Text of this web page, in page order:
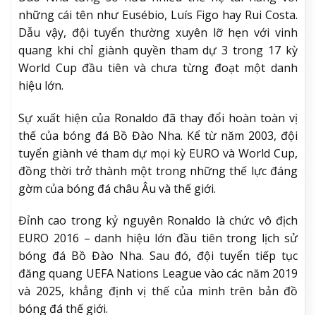
những cái tên như Eusébio, Luís Figo hay Rui Costa.
Dẫu vậy, đội tuyển thường xuyên lỡ hẹn với vinh
quang khi chỉ giành quyền tham dự 3 trong 17 kỳ
World Cup đầu tiên và chưa từng đoạt một danh
hiệu lớn.
Sự xuất hiện của Ronaldo đã thay đổi hoàn toàn vị
thế của bóng đá Bồ Đào Nha. Kể từ năm 2003, đội
tuyển giành vé tham dự mọi kỳ EURO và World Cup,
đồng thời trở thành một trong những thế lực đáng
gờm của bóng đá châu Âu và thế giới.
Đỉnh cao trong kỷ nguyên Ronaldo là chức vô địch
EURO 2016 – danh hiệu lớn đầu tiên trong lịch sử
bóng đá Bồ Đào Nha. Sau đó, đội tuyển tiếp tục
đăng quang UEFA Nations League vào các năm 2019
và 2025, khẳng định vị thế của mình trên bản đồ
bóng đá thế giới.